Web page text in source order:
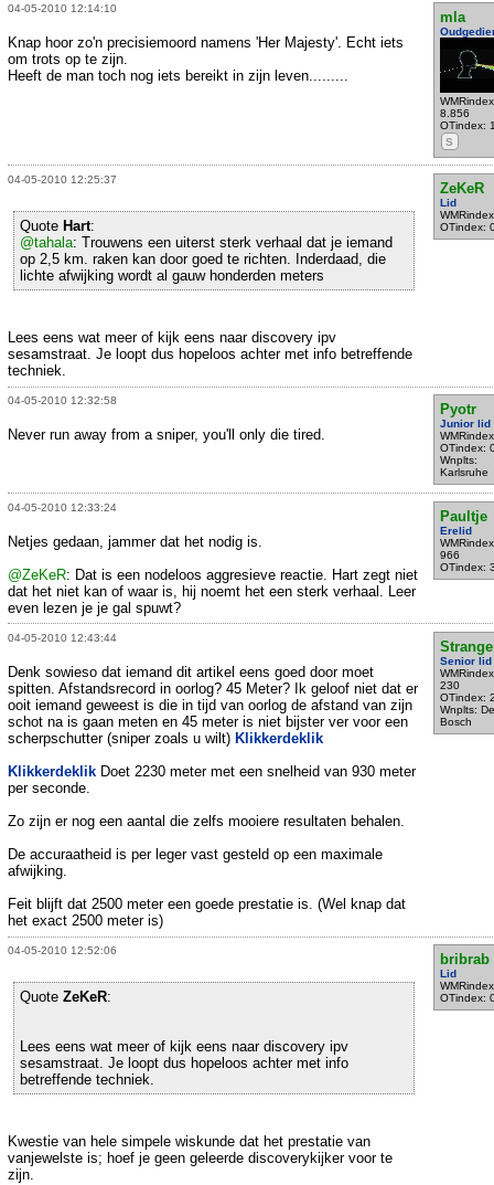
04-05-2010 12:14:10
mla
8.856
OTindex:
S
Knap hoor zo'n precisiemoord namens 'Her Majesty'. Echt iets
om trots op te zijn.
Heeft de man toch nog iets bereikt in zijn leven.........
04-05-2010 12:25:37
ZeKeR
Lid
OTindex:
Quote Hart:
@tahala: Trouwens een uiterst sterk verhaal dat je iemand
op 2,5 km. raken kan door goed te richten. Inderdaad, die
lichte afwijking wordt al gauw honderden meters
Lees eens wat meer of kijk eens naar discovery ipv
sesamstraat. Je loopt dus hopeloos achter met info betreffende
techniek.
04-05-2010 12:32:58
Pyotr
Junior lid
OTindex:
Wnplts:
Karlsruhe
Never run away from a sniper, you'll only die tired.
04-05-2010 12:33:24
Paultje
Erelid
966
OTindex:
Netjes gedaan, jammer dat het nodig is.
@ZeKeR: Dat is een nodeloos aggresieve reactie. Hart zegt niet
dat het niet kan of waar is, hij noemt het een sterk verhaal. Leer
even lezen je je gal spuwt?
04-05-2010 12:43:44
Senior lid
230
OTindex:
Wnplts:
Bosch
Denk sowieso dat iemand dit artikel eens goed door moet
spitten. Afstandsrecord in oorlog? 45 Meter? Ik geloof niet dat er
ooit iemand geweest is die in tijd van oorlog de afstand van zijn
schot na is gaan meten en 45 meter is niet bijster ver voor een
scherpschutter (sniper zoals u wilt) Klikkerdeklik
Klikkerdeklik Doet 2230 meter met een snelheid van 930 meter
per seconde.
Zo zijn er nog een aantal die zelfs mooiere resultaten behalen.
De accuraatheid is per leger vast gesteld op een maximale
afwijking.
Feit blijft dat 2500 meter een goede prestatie is. (Wel knap dat
het exact 2500 meter is)
04-05-2010 12:52:06
bribrab
Lid
OTindex:
Quote ZeKeR:
Lees eens wat meer of kijk eens naar discovery ipv
sesamstraat. Je loopt dus hopeloos achter met info
betreffende techniek.
Kwestie van hele simpele wiskunde dat het prestatie van
vanjewelste is; hoef je geen geleerde discoverykijker voor te
zijn.